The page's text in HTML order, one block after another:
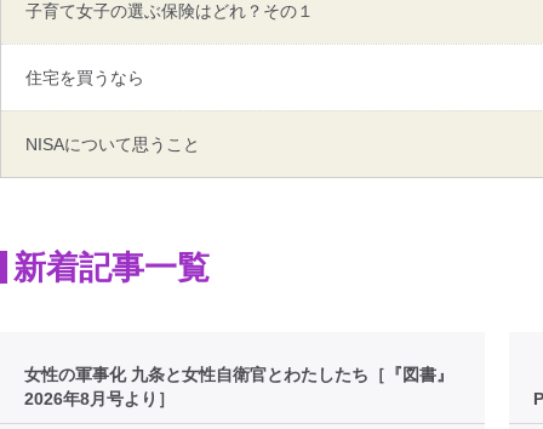
子育て女子の選ぶ保険はどれ？その１
住宅を買うなら
NISAについて思うこと
新着記事一覧
女性の軍事化 九条と女性自衛官とわたしたち［『図書』
2026年8月号より］